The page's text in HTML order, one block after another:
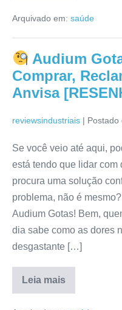
É
Como
Avaliação,
Reclamações,
Onde
Comprar
[RESENHA]
Arquivado em: saúde
Audium
Comprar,
Anvisa
reviewsindustriais | Postado
Se você veio até aqui,
está tendo que lidar com
procura uma solução
problema, não é
Audium Gotas! Bem,
dia sabe como as dores
desgastante […]
Leia mais
Audium